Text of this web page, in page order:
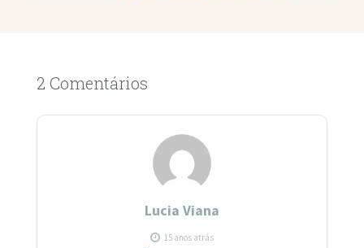
2 Comentários
Lucia Viana
15 anos atrás